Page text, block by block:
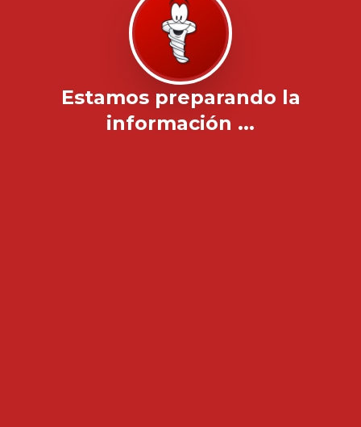
Estamos preparando la
información ...